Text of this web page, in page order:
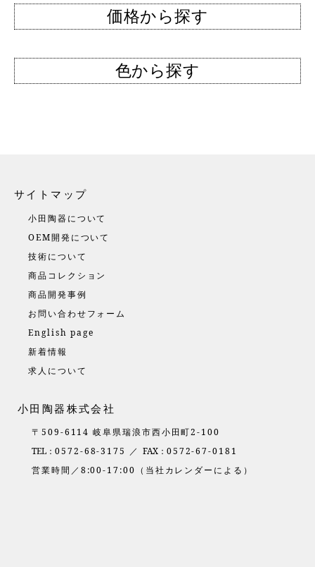
価格から探す
色から探す
サイトマップ
小田陶器について
OEM開発について
技術について
商品コレクション
商品開発事例
お問い合わせフォーム
English page
新着情報
求人について
小田陶器株式会社
〒509-6114 岐阜県瑞浪市西小田町2-100
TEL： 0572-68-3175 ／ FAX： 0572-67-0181
営業時間／8:00-17:00（当社カレンダーによる）